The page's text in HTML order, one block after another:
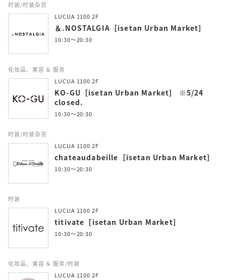
时装/时装杂货
LUCUA 1100 2F
＆.NOSTALGIA［isetan Urban Market］
10:30～20:30
化妆品、美容 ＆ 服务
LUCUA 1100 2F
KO-GU［isetan Urban Market］ ※5/24
closed.
10:30～20:30
时装/时装杂货
LUCUA 1100 2F
chateaudabeille［isetan Urban Market］
10:30～20:30
时装
LUCUA 1100 2F
titivate［isetan Urban Market］
10:30～20:30
化妆品、美容 ＆ 服务/时装
LUCUA 1100 2F